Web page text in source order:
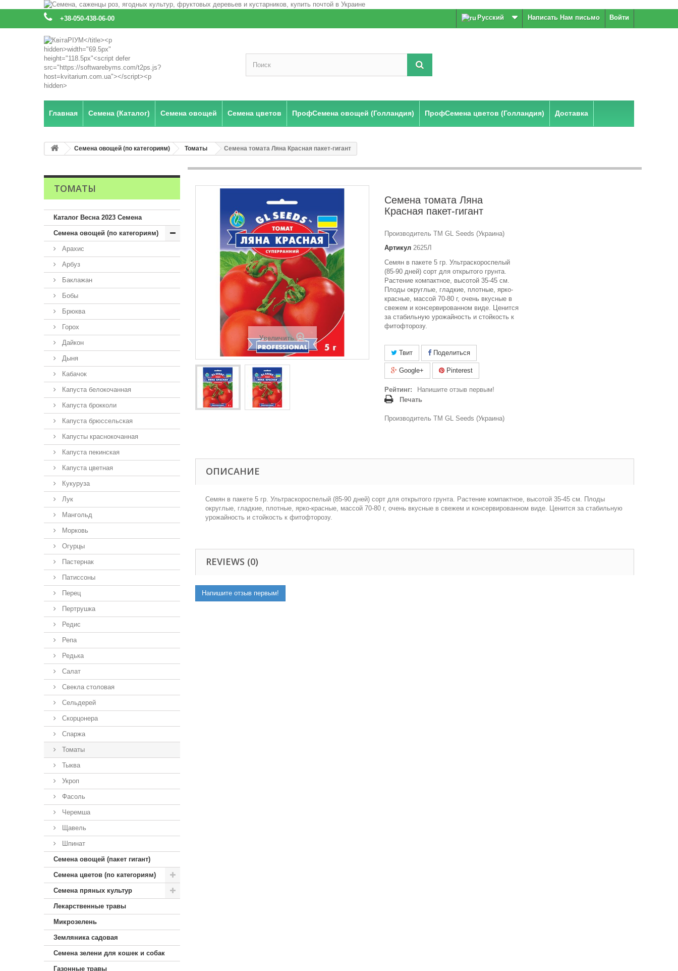
Войти
Написать Нам письмо
: +38-050-438-06-00 Русский
Главная Семена (Каталог) Семена овощей Семена цветов ПрофСемена овощей (Голландия) ПрофСемена цветов (Голландия) Доставка
Семена овощей (по категориям) Томаты Семена томата Ляна Красная пакет-гигант
ТОМАТЫ
Каталог Весна 2023 Семена
Семена овощей (по категориям)
Арахис
Арбуз
Баклажан
Бобы
Брюква
Горох
Дайкон
Дыня
Кабачок
Капуста белокочанная
Капуста брокколи
Капуста брюссельская
Капусты краснокочанная
Капуста пекинская
Капуста цветная
Кукуруза
Лук
Мангольд
Морковь
Огурцы
Пастернак
Патиссоны
Перец
Пертрушка
Редис
Репа
Редька
Салат
Свекла столовая
Сельдерей
Скорцонера
Спаржа
Томаты
Тыква
Укроп
Фасоль
Черемша
Щавель
Шпинат
Семена овощей (пакет гигант)
Семена цветов (по категориям)
Семена пряных культур
Лекарственные травы
Микрозелень
Земляника садовая
Семена зелени для кошек и собак
Газонные травы
Увеличить
Семена томата Ляна
Красная пакет-гигант
Производитель ТМ GL Seeds (Украина)
Артикул 2625Л
Семян в пакете 5 гр. Ультраскороспелый
(85-90 дней) сорт для открытого грунта.
Растение компактное, высотой 35-45 см.
Плоды округлые, гладкие, плотные, ярко-
красные, массой 70-80 г, очень вкусные в
свежем и консервированном виде. Ценится
за стабильную урожайность и стойкость к
фитофторозу.
Твит Поделиться
Google+ Pinterest
Рейтинг:
Напишите отзыв первым!
Печать
Производитель ТМ GL Seeds (Украина)
ОПИСАНИЕ
Семян в пакете 5 гр. Ультраскороспелый (85-90 дней) сорт для открытого грунта. Растение компактное, высотой 35-45 см. Плоды
округлые, гладкие, плотные, ярко-красные, массой 70-80 г, очень вкусные в свежем и консервированном виде. Ценится за стабильную
урожайность и стойкость к фитофторозу.
REVIEWS (0)
Напишите отзыв первым!